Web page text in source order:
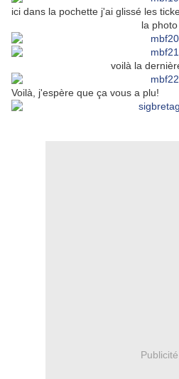
ici dans la pochette j'ai glissé les
la photo
voilà la
Voilà, j'espère que ça vous a plu!
Publicité